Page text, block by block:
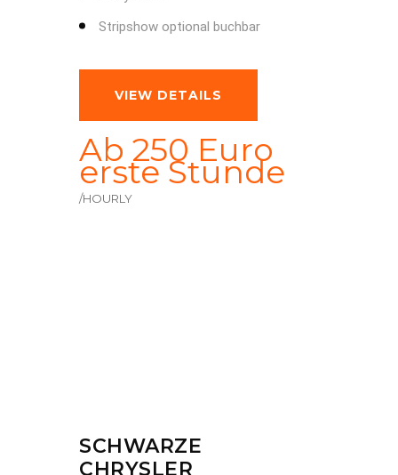
Stripshow optional buchbar
VIEW DETAILS
Ab 250 Euro
erste Stunde
/HOURLY
SCHWARZE
CHRYSLER